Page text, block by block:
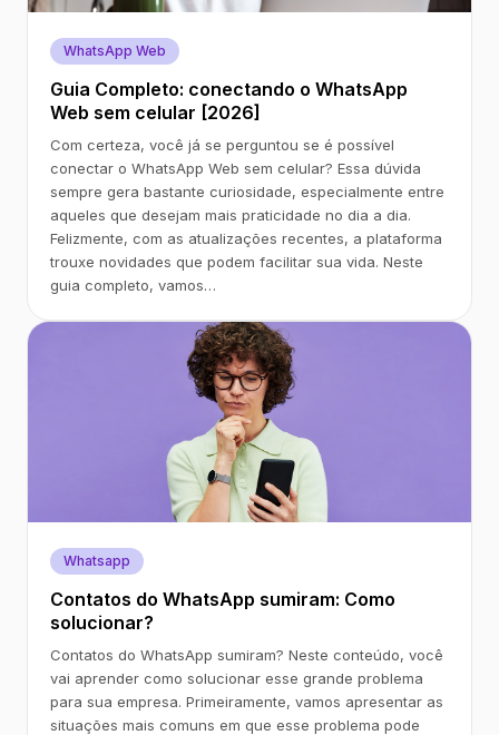
WhatsApp Web
Guia Completo: conectando o WhatsApp
Web sem celular [2026]
Com certeza, você já se perguntou se é possível
conectar o WhatsApp Web sem celular? Essa dúvida
sempre gera bastante curiosidade, especialmente entre
aqueles que desejam mais praticidade no dia a dia.
Felizmente, com as atualizações recentes, a plataforma
trouxe novidades que podem facilitar sua vida. Neste
guia completo, vamos…
Whatsapp
Contatos do WhatsApp sumiram: Como
solucionar?
Contatos do WhatsApp sumiram? Neste conteúdo, você
vai aprender como solucionar esse grande problema
para sua empresa. Primeiramente, vamos apresentar as
situações mais comuns em que esse problema pode